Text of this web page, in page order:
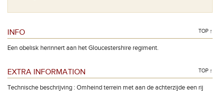
INFO TOP ↑
Een obelisk herinnert aan het Gloucestershire regiment.
EXTRA INFORMATION TOP ↑
Technische beschrijving : Omheind terrein met aan de achterzijde een rij